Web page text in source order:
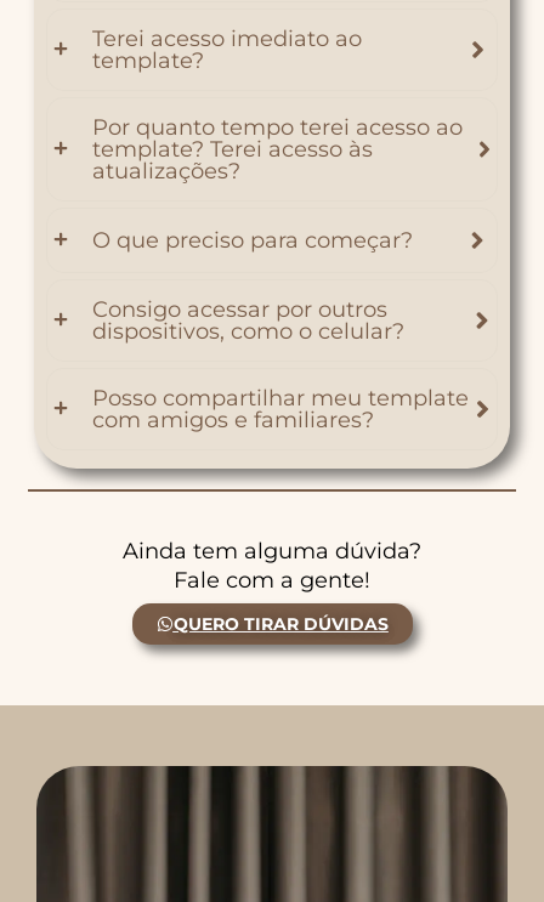
Terei acesso imediato ao
template?
Por quanto tempo terei acesso ao
template? Terei acesso às
atualizações?
O que preciso para começar?
Consigo acessar por outros
dispositivos, como o celular?
Posso compartilhar meu template
com amigos e familiares?
Ainda tem alguma dúvida?
Fale com a gente!
QUERO TIRAR DÚVIDAS